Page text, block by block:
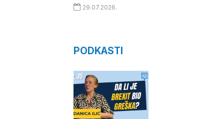
29.07.2026.
PODKASTI